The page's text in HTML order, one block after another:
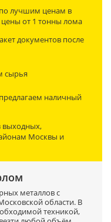
лучшим ценам в
от 1 тонны лома
документов после
сырья
наличный
выходных,
Москвы и
металлов с
области. В
техникой,